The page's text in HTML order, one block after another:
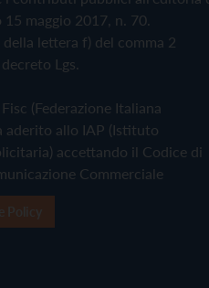
maggio 2017, n. 70.
della lettera f) del comma 2
Lgs.
(Federazione Italiana
aderito allo IAP (Istituto
accettando il Codice di
Commerciale